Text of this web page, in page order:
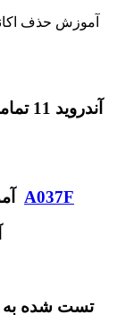
A037F
تست شده به